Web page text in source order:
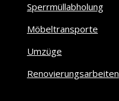
Sperrmüllabholung
Möbeltransporte
Umzüge
Renovierungsarbeiten